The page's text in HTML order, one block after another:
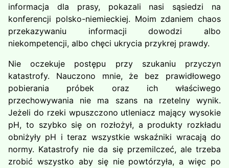
informacja dla prasy, pokazali nasi sąsiedzi na
konferencji polsko-niemieckiej. Moim zdaniem chaos
przekazywaniu informacji dowodzi albo
niekompetencji, albo chęci ukrycia przykrej prawdy.
Nie oczekuje postępu przy szukaniu przyczyn
katastrofy. Nauczono mnie, że bez prawidłowego
pobierania próbek oraz ich właściwego
przechowywania nie ma szans na rzetelny wynik.
Jeżeli do rzeki wpuszczono utleniacz mający wysokie
pH, to szybko się on rozłożył, a produkty rozkładu
obniżyły pH i teraz wszystkie wskaźniki wracają do
normy. Katastrofy nie da się przemilczeć, ale trzeba
zrobić wszystko aby się nie powtórzyła, a więc po